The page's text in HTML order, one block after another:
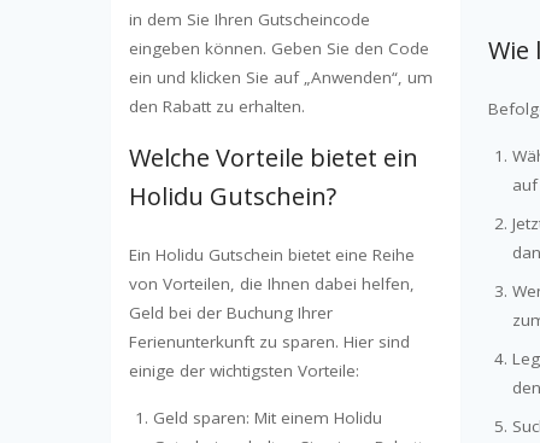
Wie
auf
in dem Sie Ihren Gutscheincode
eingeben können. Geben Sie den Code
ein und klicken Sie auf „Anwenden“, um
den Rabatt zu erhalten.
Welche Vorteile bietet ein
Holidu Gutschein?
Ein Holidu Gutschein bietet eine Reihe
von Vorteilen, die Ihnen dabei helfen,
Geld bei der Buchung Ihrer
Ferienunterkunft zu sparen. Hier sind
einige der wichtigsten Vorteile:
Geld sparen: Mit einem Holidu